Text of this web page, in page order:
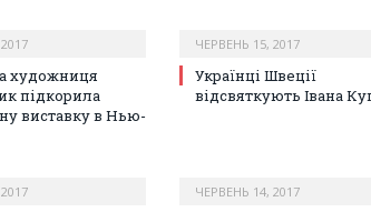
художниця
підкорила
виставку в Нью-
ЧЕРВЕНЬ 15, 2017
Українці Швеції
відсвяткують Івана
ЧЕРВЕНЬ 14, 2017